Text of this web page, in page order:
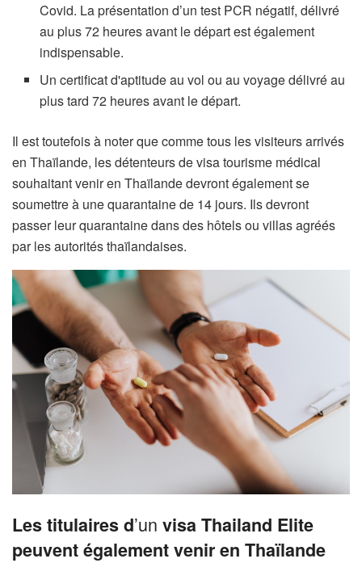
Covid. La présentation d’un test PCR négatif, délivré
au plus 72 heures avant le départ est également
indispensable.
Un certificat d'aptitude au vol ou au voyage délivré au
plus tard 72 heures avant le départ.
Il est toutefois à noter que comme tous les visiteurs arrivés
en Thaïlande, les détenteurs de visa tourisme médical
souhaitant venir en Thaïlande devront également se
soumettre à une quarantaine de 14 jours. Ils devront
passer leur quarantaine dans des hôtels ou villas agréés
par les autorités thaïlandaises.
Les titulaires d’un visa Thailand Elite
peuvent également venir en Thaïlande